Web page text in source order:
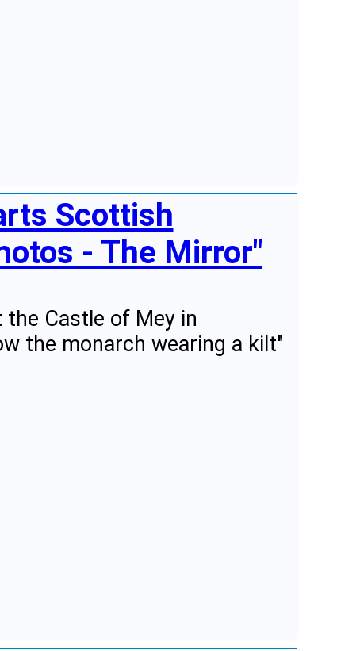
Scottish
- The Mirror"
the Castle of Mey in
the monarch wearing a kilt"